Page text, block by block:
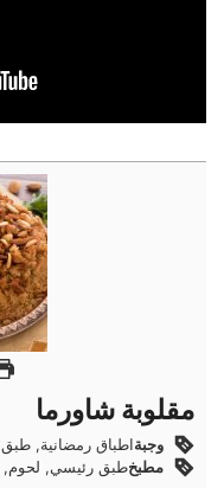
مقلوبة شاورما
وجبةاطباق رمضانية,
مطبخطبق رئيسي, لحوم,